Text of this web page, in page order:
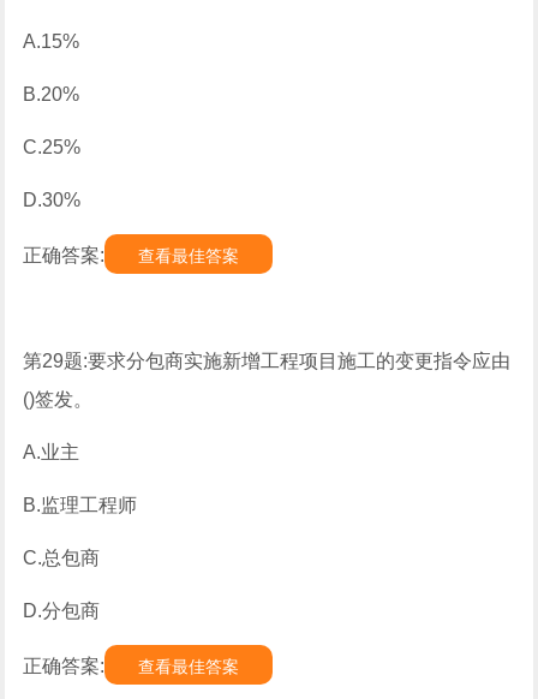
A.15%
B.20%
C.25%
D.30%
正确答案: 查看最佳答案
第29题:要求分包商实施新增工程项目施工的变更指令应由
()签发。
A.业主
B.监理工程师
C.总包商
D.分包商
正确答案: 查看最佳答案